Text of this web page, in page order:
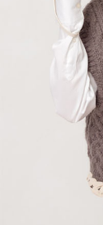
【注意事項】
１．透過由恩沛科技
易，需依本服務之必
權轉讓予恩沛科技股份
２．關於個人資料處
https://aftee.tw/terms/
３．未成年的使用者
「AFTEE先享後付」
４．使用「AFTEE先
時審查核予不同之上
請求用戶進行身份認證
５．嚴禁一人註冊多
恩沛科技股份有限公
7-11取貨付款
每筆NT$60，滿
付款後7-11取貨
每筆NT$60，滿
每筆NT$60，滿